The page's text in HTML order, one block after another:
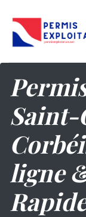
ligne